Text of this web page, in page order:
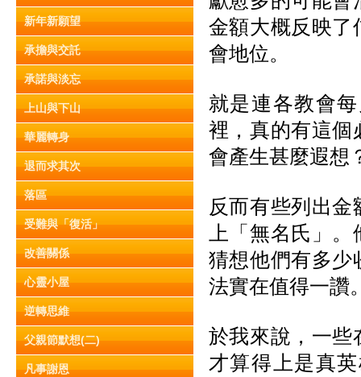
新年新願望
承擔與交託
承諾與淡忘
上山與下山
華麗轉身
退而求其次
落區
受難與「復活」
改善關係
心靈小屋
逆轉思維
父親節默想(二)
凡事謝恩
金額大概反映了
會地位。
就是連各教會
裡，真的有這個
會產生甚麼遐想
反而有些列出
上「無名氏」
猜想他們有多少
法實在值得一讚
於我來說，一些
才算得上是真